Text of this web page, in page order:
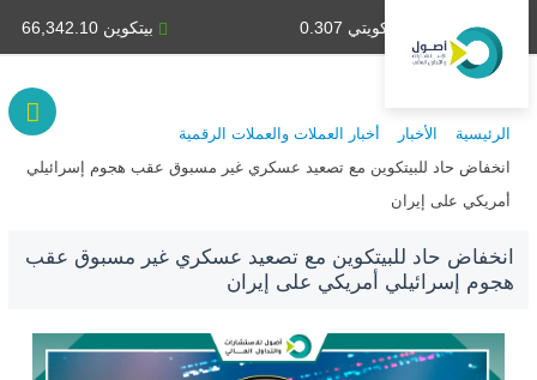
بيتكوين 66,342.10 دينار كويتي 0.307
الرئيسية الأخبار
أخبار العملات والعملات الرقمية
انخفاض حاد للبيتكوين مع تصعيد عسكري غير مسبوق عقب هجوم إسرائيلي
أمريكي على إيران
انخفاض حاد للبيتكوين مع تصعيد عسكري غير مسبوق عقب
هجوم إسرائيلي أمريكي على إيران